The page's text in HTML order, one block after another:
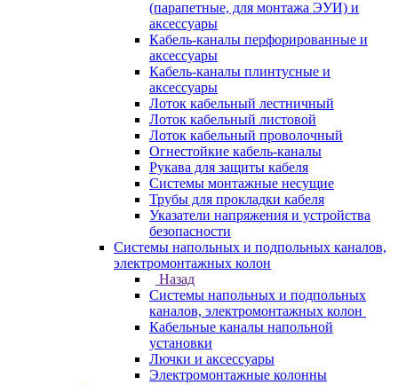
(парапетные, для монтажа ЭУИ) и
аксессуары
Кабель-каналы перфорированные и
аксессуары
Кабель-каналы плинтусные и
аксессуары
Лоток кабельный лестничный
Лоток кабельный листовой
Лоток кабельный проволочный
Огнестойкие кабель-каналы
Рукава для защиты кабеля
Системы монтажные несущие
Трубы для прокладки кабеля
Указатели напряжения и устройства
безопасности
Системы напольных и подпольных каналов,
электромонтажных колон
Назад
Системы напольных и подпольных
каналов, электромонтажных колон
Кабельные каналы напольной
установки
Лючки и аксессуары
Электромонтажные колонны